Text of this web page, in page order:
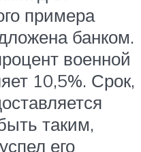
примера
банком.
военной
10,5%. Срок,
таким,
его